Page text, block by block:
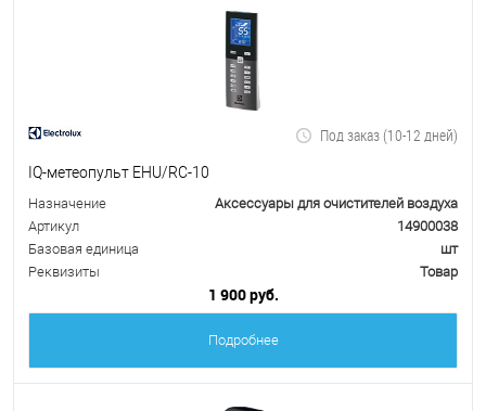
Под заказ (10-12 дней)
IQ-метеопульт EHU/RC-10
Назначение
Аксессуары для очистителей воздуха
Артикул
14900038
Базовая единица
шт
Реквизиты
Товар
1 900 руб.
Подробнее